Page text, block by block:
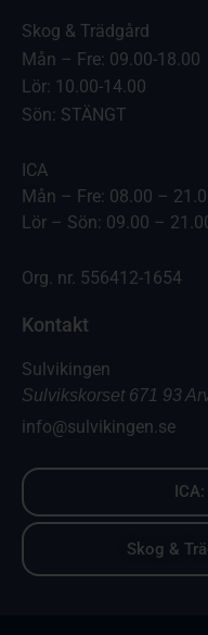
Skog & Trädgård
Mån – Fre: 09.00-18.00
Lör: 10.00-14.00
Sön: STÄNGT
ICA
Mån – Fre: 08.00 –
Lör – Sön: 09.00 –
Org. nr. 556412-1654
Kontakt
Sulvikingen
Sulvikskorset 671 93
info@sulvikingen.se
Skog &